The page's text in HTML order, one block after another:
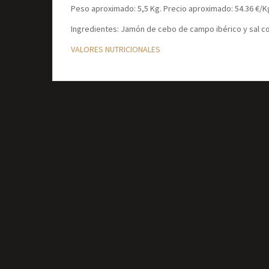
Peso aproximado: 5,5 Kg. Precio aproximado: 54.36 €/
Ingredientes: Jamón de cebo de campo ibérico y sal
VALORES NUTRICIONALES